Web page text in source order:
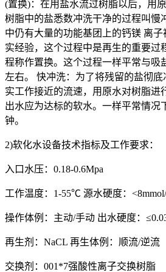
(置换)：在用盐水流过树脂以后，用
树脂中的盐悉数冲洗干净的过程叫慢
中仍有大量的功能基团上的钙镁 离
实经验，这个过程中是再生的重要过
程称作置换。这个过程一样平常与吸
左右。 快冲洗：为了将残留的盐彻
实工作接近的流速，用原水对树脂进
出水应为达标的软水。一样平常情况
钟。
2)软化水设备技术指标及工作要求：
入口水压：0.18-0.6Mpa
工作温度：1-55℃ 源水硬度：
操作体例：主动/手动 出水硬度：
再生剂：NaCL 再生体例：顺流/逆流
交换剂：001*7强酸性离子交换树脂